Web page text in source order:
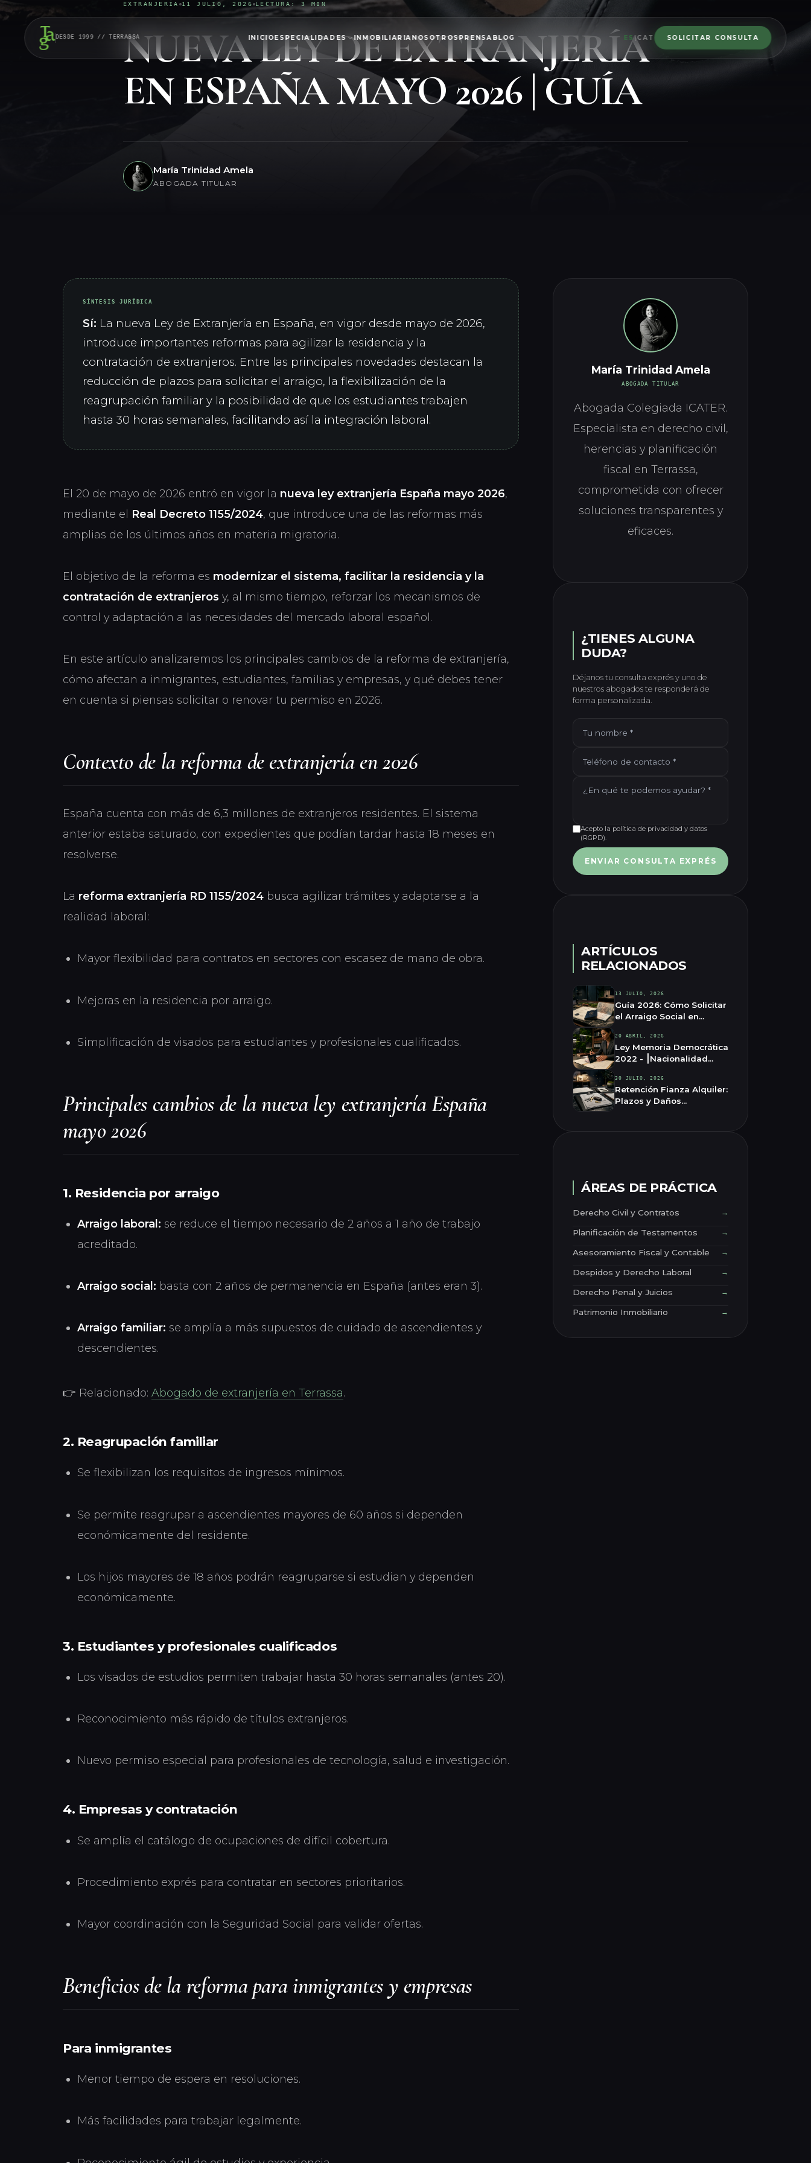
DESDE 1999 // TERRASSA INICIOESPECIALIDADES INMOBILIARIA NOSOTROSPRENSA BLOG ES|CAT SOLICITAR CONSULTA
EXTRANJERÍA 11 JULIO, 2026 LECTURA: 3 MIN
NUEVA LEY DE EXTRANJERÍA
EN ESPAÑA MAYO 2026 | GUÍA
María Trinidad Amela
ABOGADA TITULAR
SÍNTESIS JURÍDICA
Sí: La nueva Ley de Extranjería en España, en vigor desde mayo de 2026,
introduce importantes reformas para agilizar la residencia y la
contratación de extranjeros. Entre las principales novedades destacan la
reducción de plazos para solicitar el arraigo, la flexibilización de la
reagrupación familiar y la posibilidad de que los estudiantes trabajen
hasta 30 horas semanales, facilitando así la integración laboral.
El 20 de mayo de 2026 entró en vigor la nueva ley extranjería España mayo 2026,
mediante el Real Decreto 1155/2024, que introduce una de las reformas más
amplias de los últimos años en materia migratoria.
El objetivo de la reforma es modernizar el sistema, facilitar la residencia y la
contratación de extranjeros y, al mismo tiempo, reforzar los mecanismos de
control y adaptación a las necesidades del mercado laboral español.
En este artículo analizaremos los principales cambios de la reforma de extranjería,
cómo afectan a inmigrantes, estudiantes, familias y empresas, y qué debes tener
en cuenta si piensas solicitar o renovar tu permiso en 2026.
Contexto de la reforma de extranjería en 2026
España cuenta con más de 6,3 millones de extranjeros residentes. El sistema
anterior estaba saturado, con expedientes que podían tardar hasta 18 meses en
resolverse.
La reforma extranjería RD 1155/2024 busca agilizar trámites y adaptarse a la
realidad laboral:
Mayor flexibilidad para contratos en sectores con escasez de mano de obra.
Mejoras en la residencia por arraigo.
Simplificación de visados para estudiantes y profesionales cualificados.
Principales cambios de la nueva ley extranjería España
mayo 2026
1. Residencia por arraigo
Arraigo laboral: se reduce el tiempo necesario de 2 años a 1 año de trabajo
acreditado.
Arraigo social: basta con 2 años de permanencia en España (antes eran 3).
Arraigo familiar: se amplía a más supuestos de cuidado de ascendientes y
descendientes.
👉 Relacionado: Abogado de extranjería en Terrassa.
2. Reagrupación familiar
Se flexibilizan los requisitos de ingresos mínimos.
Se permite reagrupar a ascendientes mayores de 60 años si dependen
económicamente del residente.
Los hijos mayores de 18 años podrán reagruparse si estudian y dependen
económicamente.
3. Estudiantes y profesionales cualificados
Los visados de estudios permiten trabajar hasta 30 horas semanales (antes 20).
Reconocimiento más rápido de títulos extranjeros.
Nuevo permiso especial para profesionales de tecnología, salud e investigación.
4. Empresas y contratación
Se amplía el catálogo de ocupaciones de difícil cobertura.
Procedimiento exprés para contratar en sectores prioritarios.
Mayor coordinación con la Seguridad Social para validar ofertas.
Beneficios de la reforma para inmigrantes y empresas
Para inmigrantes
Menor tiempo de espera en resoluciones.
Más facilidades para trabajar legalmente.
María Trinidad Amela
ABOGADA TITULAR
Abogada Colegiada ICATER.
Especialista en derecho civil,
herencias y planificación
fiscal en Terrassa,
comprometida con ofrecer
soluciones transparentes y
eficaces.
¿TIENES ALGUNA
DUDA?
Déjanos tu consulta exprés y uno de
nuestros abogados te responderá de
forma personalizada.
Acepto la política de privacidad y datos
(RGPD).
ENVIAR CONSULTA EXPRÉS
ARTÍCULOS
RELACIONADOS
13 JULIO, 2026
Guía 2026: Cómo Solicitar
el Arraigo Social en
20 ABRIL, 2026
Ley Memoria Democrática
2022 - ⎮Nacionalidad
30 JULIO, 2026
Retención Fianza Alquiler:
Plazos y Daños
ÁREAS DE PRÁCTICA
Derecho Civil y Contratos →
Planificación de Testamentos →
Asesoramiento Fiscal y Contable →
Despidos y Derecho Laboral →
Derecho Penal y Juicios →
Patrimonio Inmobiliario →